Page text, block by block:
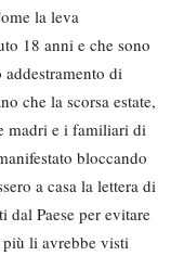
la leva
18 anni e che sono
di
che la scorsa estate,
madri e i familiari di
bloccando
a casa la lettera di
Paese per evitare
più li avrebbe visti